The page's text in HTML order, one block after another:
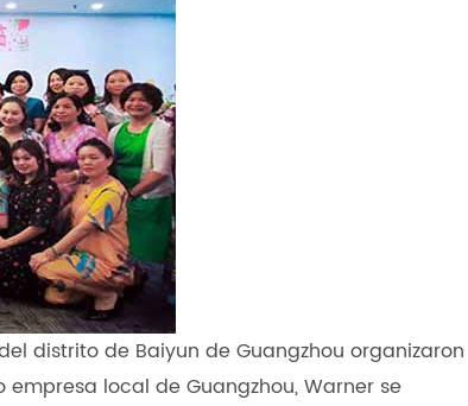
distrito de Baiyun de Guangzhou organizaron
local de Guangzhou, Warner se